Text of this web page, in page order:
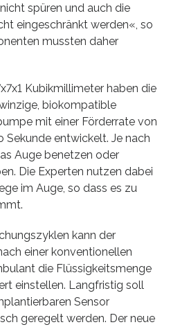
spüren und auch die
eingeschränkt werden«, so
mussten daher
Kubikmillimeter haben die
biokompatible
mit einer Förderrate von
entwickelt. Je nach
Auge benetzen oder
Die Experten nutzen dabei
im Auge, so dass es zu
kann der
einer konventionellen
die Flüssigkeitsmenge
einstellen. Langfristig soll
Sensor
geregelt werden. Der neue